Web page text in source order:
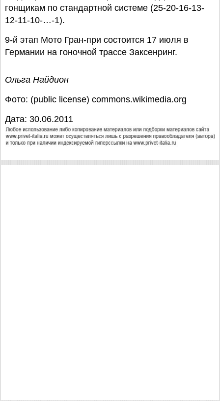
гонщикам по стандартной системе (25-20-16-13-
12-11-10-…-1).
9-й этап Мото Гран-при состоится 17 июля в
Германии на гоночной трассе Заксенринг.
Ольга Найдион
Фото: (public license) commons.wikimedia.org
Дата: 30.06.2011